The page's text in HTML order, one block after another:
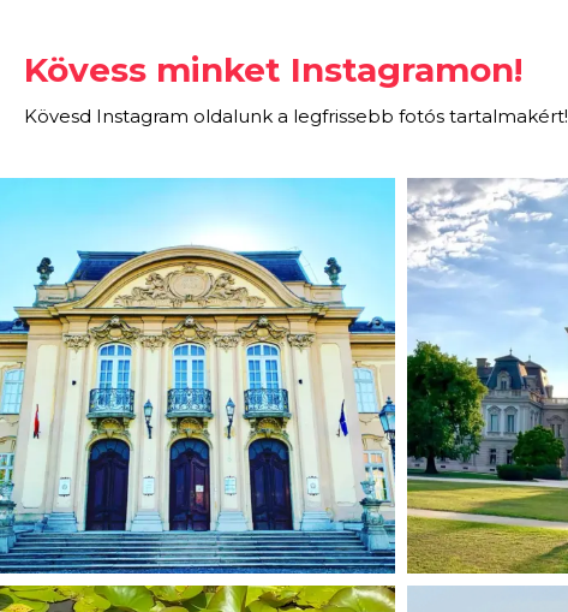
Kövess minket Instagramon!
Kövesd Instagram oldalunk a legfrissebb fotós tartalmakért!